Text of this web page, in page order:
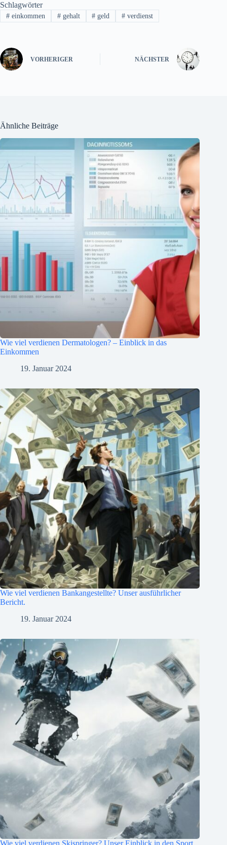
Schlagwörter
#einkommen #gehalt # geld # verdienst
VORHERIGER NÄCHSTER
Ähnliche Beiträge
Wie viel verdienen Dermatologen? – Einblick in das
Einkommen
19. Januar 2024
Wie viel verdienen Bankangestellte? Unser ausführlicher
Bericht.
19. Januar 2024
Wie viel verdienen Skispringer? Unser Einblick in den Sport.